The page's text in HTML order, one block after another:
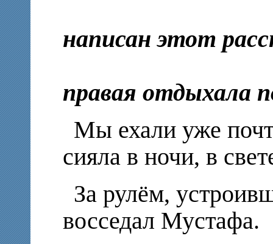
написан этот
правая отдыхала
Мы ехали уже
сияла в ночи, в
За рулём,
восседал Мустафа.